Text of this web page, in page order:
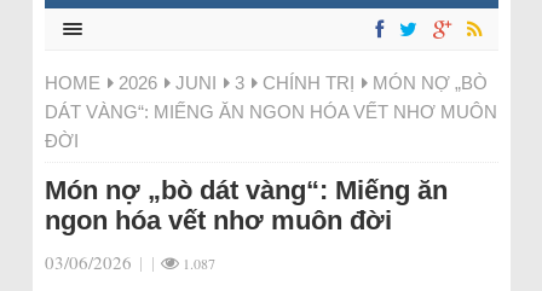
HOME 2026 JUNI 3 CHÍNH TRỊ
MÓN NỢ „BÒ
DÁT VÀNG“: MIẾNG ĂN NGON HÓA VẾT NHƠ MUÔN
ĐỜI
Món nợ „bò dát vàng“: Miếng ăn
ngon hóa vết nhơ muôn đời
03/06/2026 | | 1.087